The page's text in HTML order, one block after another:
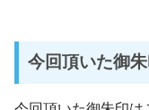
今回頂いた御